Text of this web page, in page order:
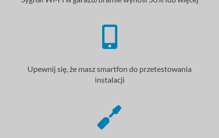
Upewnij się, że masz smartfon do przetestowania
instalacji